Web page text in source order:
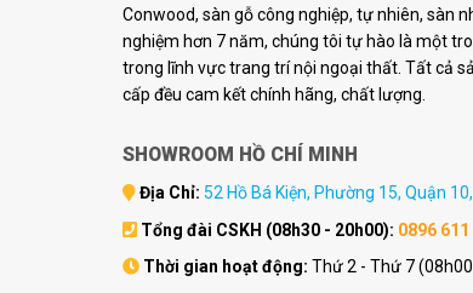
Conwood, sàn gỗ công nghiệp, tự nhiên, sàn
nghiệm hơn 7 năm, chúng tôi tự hào là một
trong lĩnh vực trang trí nội ngoại thất. Tất cả
cấp đều cam kết chính hãng, chất lượng.
SHOWROOM HỒ CHÍ MINH
Địa Chỉ: 52 Hồ Bá Kiện, Phường 15, Quận
Tổng đài CSKH (08h30 - 20h00): 0896 611
Thời gian hoạt động: Thứ 2 - Thứ 7